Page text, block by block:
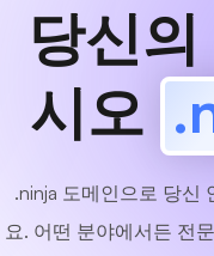
당신
시오
.ninja 도메인으로 당신
요. 어떤 분야에서든 전